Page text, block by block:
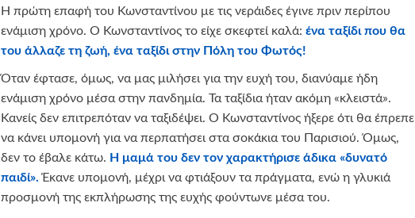
Η πρώτη επαφή του Κωνσταντίνου με τις νεράιδες έγινε πριν περίπου
ενάμιση χρόνο. Ο Κωνσταντίνος το είχε σκεφτεί καλά: ένα ταξίδι που θα
του άλλαζε τη ζωή, ένα ταξίδι στην Πόλη του Φωτός!
Όταν έφτασε, όμως, να μας μιλήσει για την ευχή του, διανύαμε ήδη
ενάμιση χρόνο μέσα στην πανδημία. Τα ταξίδια ήταν ακόμη «κλειστά».
Κανείς δεν επιτρεπόταν να ταξιδέψει. Ο Κωνσταντίνος ήξερε ότι θα έπρεπε
να κάνει υπομονή για να περπατήσει στα σοκάκια του Παρισιού. Όμως,
δεν το έβαλε κάτω. Η μαμά του δεν τον χαρακτήρισε άδικα «δυνατό
παιδί». Έκανε υπομονή, μέχρι να φτιάξουν τα πράγματα, ενώ η γλυκιά
προσμονή της εκπλήρωσης της ευχής φούντωνε μέσα του.